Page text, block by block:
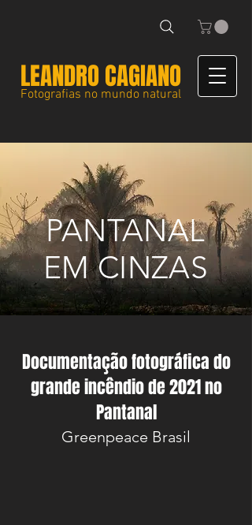
LEANDRO CAGIANO
Fotografias no mundo natural
PANTANAL
EM CINZAS
Documentação fotográfica do
grande incêndio de 2021 no
Pantanal
Greenpeace Brasil